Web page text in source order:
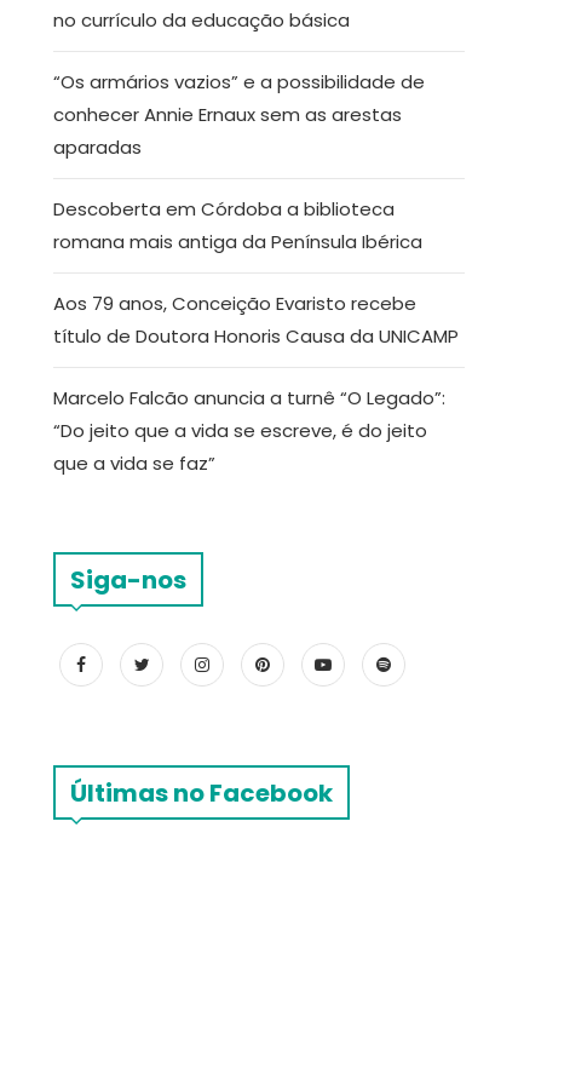
no currículo da educação básica
“Os armários vazios” e a possibilidade de
conhecer Annie Ernaux sem as arestas
aparadas
Descoberta em Córdoba a biblioteca
romana mais antiga da Península Ibérica
Aos 79 anos, Conceição Evaristo recebe
título de Doutora Honoris Causa da UNICAMP
Marcelo Falcão anuncia a turnê “O Legado”:
“Do jeito que a vida se escreve, é do jeito
que a vida se faz”
Siga-nos
Últimas no Facebook